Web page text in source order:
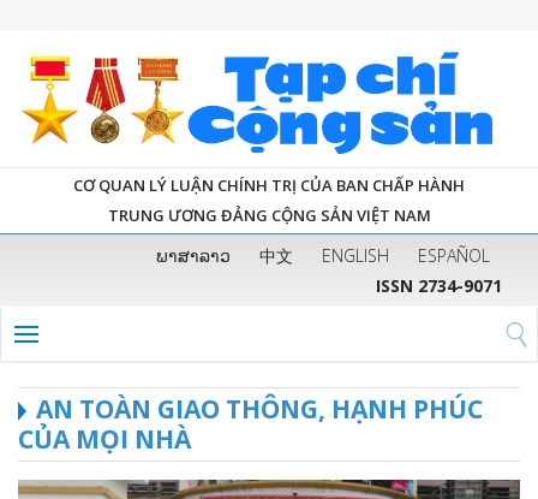
CƠ QUAN LÝ LUẬN CHÍNH TRỊ CỦA BAN CHẤP HÀNH
TRUNG ƯƠNG ĐẢNG CỘNG SẢN VIỆT NAM
ພາສາລາວ 中文 ENGLISH
ESPAÑOL
ISSN 2734-9071
AN TOÀN GIAO THÔNG, HẠNH PHÚC
CỦA MỌI NHÀ